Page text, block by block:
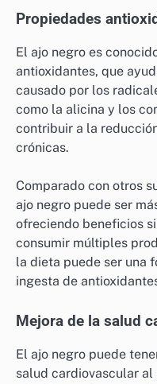
Propiedades
El ajo negro es
antioxidantes, que
causado por los
como la alicina y los
contribuir a la
crónicas.
Comparado con otros
ajo negro puede ser
ofreciendo beneficios
consumir múltiples
la dieta puede ser una
ingesta de
Mejora de la salud
El ajo negro puede
salud cardiovascular